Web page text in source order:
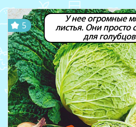
У нее огромные
листья. Они просто
для
5